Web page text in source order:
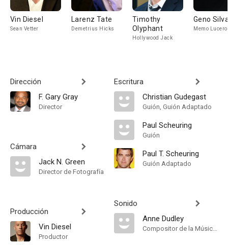
Vin Diesel
Sean Vetter
Larenz Tate
Demetrius Hicks
Timothy
Olyphant
Hollywood Jack
Geno
Memo Lucero
Dirección
F. Gary Gray
Director
Cámara
Jack N. Green
Director de Fotografía
Producción
Vin Diesel
Productor
Escritura
Christian Gudegast
Guión, Guión Adaptado
Paul Scheuring
Guión
Paul T. Scheuring
Guión Adaptado
Sonido
Anne Dudley
Compositor de la Música Original